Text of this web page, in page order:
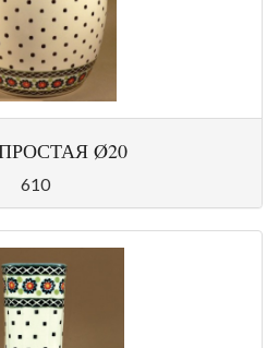
Ø20
610